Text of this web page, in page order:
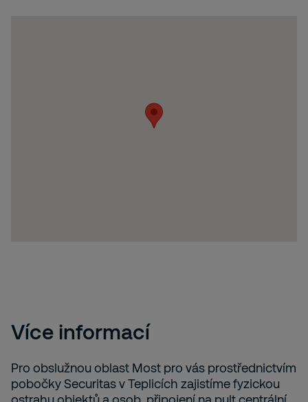
Více informací
Pro obslužnou oblast Most pro vás prostřednictvím
pobočky Securitas v Teplicích zajistíme fyzickou